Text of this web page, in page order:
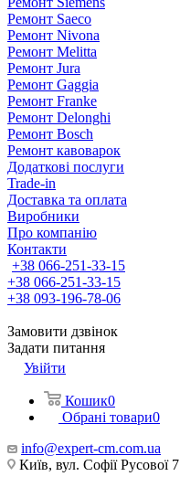
Ремонт Saeco
Ремонт Nivona
Ремонт Melitta
Ремонт Jura
Ремонт Gaggia
Ремонт Franke
Ремонт Delonghi
Ремонт Bosch
Ремонт кавоварок
Додаткові послуги
Trade-in
Доставка та оплата
Виробники
Про компанію
Контакти
+38 066-251-33-15
+38 066-251-33-15
+38 093-196-78-06
Замовити дзвінок
Задати питання
Увійти
Кошик0
Обрані товари0
info@expert-cm.com.ua
Київ, вул. Софії Русової 7